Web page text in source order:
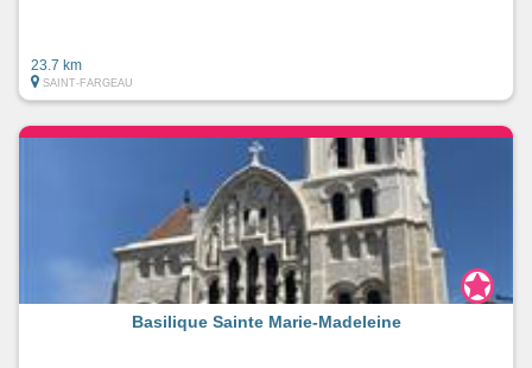
23.7 km
SAINT-FARGEAU
Basilique Sainte Marie-Madeleine